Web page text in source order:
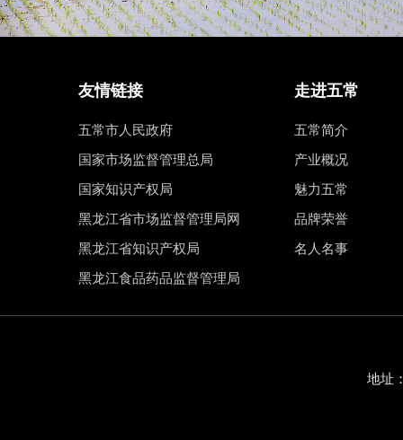
友情链接
五常市人民政府
国家市场监督管理总局
国家知识产权局
黑龙江省市场监督管理局网
黑龙江省知识产权局
黑龙江食品药品监督管理局
走进五常
五常简介
产业概况
魅力五常
品牌荣誉
名人名事
地址